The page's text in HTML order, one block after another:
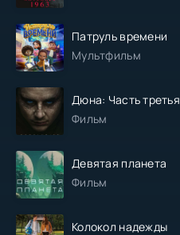
Патруль времени
Мультфильм
Дюна: Часть третья
Фильм
Девятая планета
Фильм
Колокол надежды